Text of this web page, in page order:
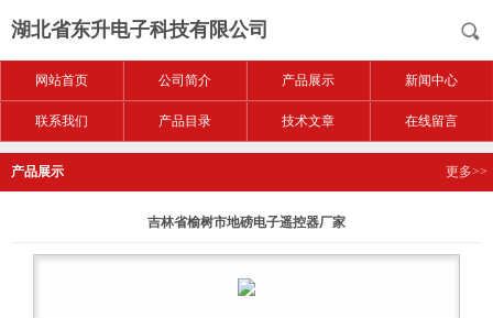
湖北省东升电子科技有限公司
网站首页 公司简介 产品展示 新闻中心
联系我们 产品目录 技术文章 在线留言
产品展示 更多>>
吉林省榆树市地磅电子遥控器厂家